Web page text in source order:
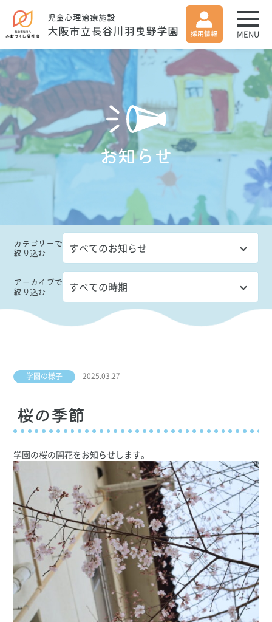
児童心理治療施設
大阪市立長谷川羽曳野学園 MENU
お知らせ
カテゴリーで
絞り込む
アーカイブで
絞り込む
学園の様子 2025.03.27
桜の季節
学園の桜の開花をお知らせします。